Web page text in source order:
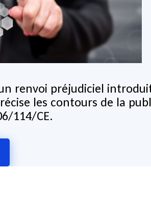
renvoi préjudiciel
les contours de la
114/CE.